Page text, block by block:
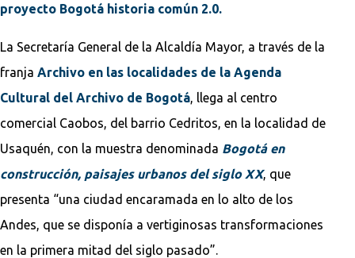
proyecto Bogotá historia común 2.0.
La Secretaría General de la Alcaldía Mayor, a través de la
franja Archivo en las localidades de la Agenda
Cultural del Archivo de Bogotá, llega al centro
comercial Caobos, del barrio Cedritos, en la localidad de
Usaquén, con la muestra denominada Bogotá en
construcción, paisajes urbanos del siglo XX, que
presenta “una ciudad encaramada en lo alto de los
Andes, que se disponía a vertiginosas transformaciones
en la primera mitad del siglo pasado”.